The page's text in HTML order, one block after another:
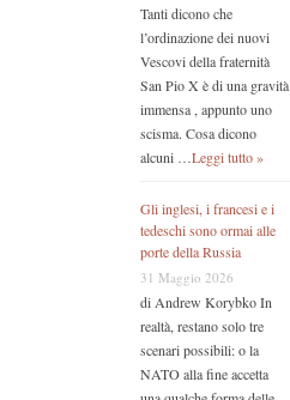
Tanti dicono che
l’ordinazione dei nuovi
Vescovi della fraternità
San Pio X è di una gravità
immensa , appunto uno
scisma. Cosa dicono
alcuni …Leggi tutto »
Gli inglesi, i francesi e i
tedeschi sono ormai alle
porte della Russia
31 Maggio 2026
di Andrew Korybko In
realtà, restano solo tre
scenari possibili: o la
NATO alla fine accetta